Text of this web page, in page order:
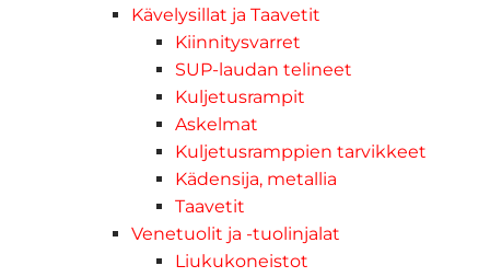
Kävelysillat ja Taavetit
Kiinnitysvarret
SUP-laudan telineet
Kuljetusrampit
Askelmat
Kuljetusramppien tarvikkeet
Kädensija, metallia
Taavetit
Venetuolit ja -tuolinjalat
Liukukoneistot